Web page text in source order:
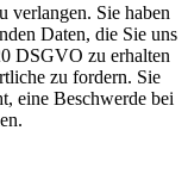
verlangen. Sie haben
Daten, die Sie uns
DSGVO zu erhalten
zu fordern. Sie
eine Beschwerde bei